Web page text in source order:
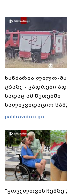
ხანძარია ლილო-
გზაზე - კადრები
სადაც ამ წუთებში
სალიკვიდაციო
მიმდინარეობს
palitravideo.ge
"ყოველთვის ჩემზე